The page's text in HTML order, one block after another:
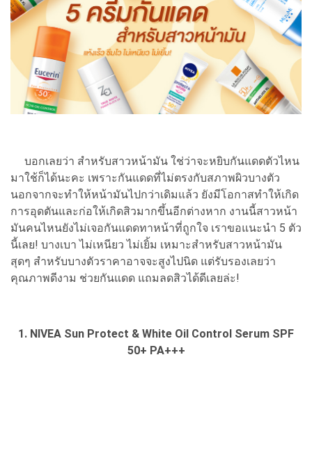
บอกเลยว่า สำหรับสาวหน้ามัน ใช่ว่าจะหยิบกันแดดตัวไหน
มาใช้ก็ได้นะคะ เพราะกันแดดที่ไม่ตรงกับสภาพผิวบางตัว
นอกจากจะทำให้หน้ามันไปกว่าเดิมแล้ว ยังมีโอกาสทำให้เกิด
การอุดตันและก่อให้เกิดสิวมากขึ้นอีกต่างหาก งานนี้สาวหน้า
มันคนไหนยังไม่เจอกันแดดทาหน้าที่ถูกใจ เราขอแนะนำ 5 ตัว
นี้เลย! บางเบา ไม่เหนียว ไม่เยิ้ม เหมาะสำหรับสาวหน้ามัน
สุดๆ สำหรับบางตัวราคาอาจจะสูงไปนิด แต่รับรองเลยว่า
คุณภาพดีงาม ช่วยกันแดด แถมลดสิวได้ดีเลยล่ะ!
1. NIVEA Sun Protect & White Oil Control Serum SPF
50+ PA+++